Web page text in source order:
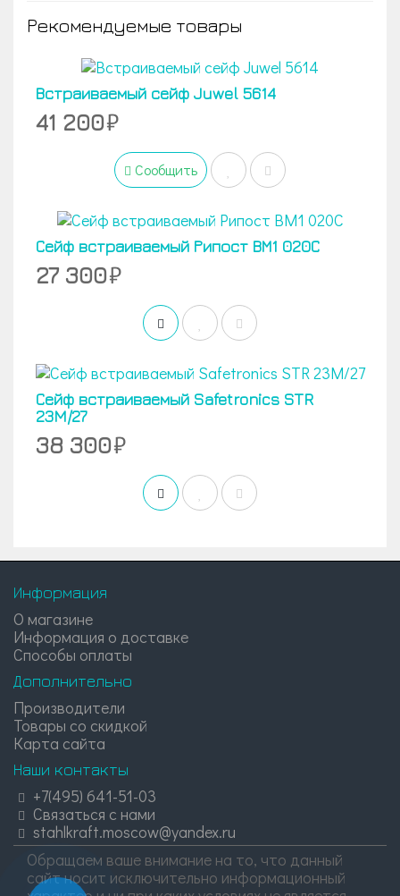
Рекомендуемые товары
Встраиваемый сейф Juwel 5614
41 200
Сообщить
Сейф встраиваемый Рипост ВМ1 020С
27 300
Сейф встраиваемый Safetronics STR
23M/27
38 300
Информация
О магазине
Информация о доставке
Способы оплаты
Дополнительно
Производители
Товары со скидкой
Карта сайта
Наши контакты
+7(495) 641-51-03
Связаться с нами
stahlkraft.moscow@yandex.ru
Обращаем ваше внимание на то, что данный
сайт носит исключительно информационный